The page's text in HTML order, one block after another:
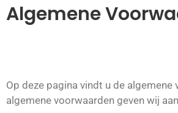
Algemene
Op deze pagina vindt u de
algemene voorwaarden geven wij